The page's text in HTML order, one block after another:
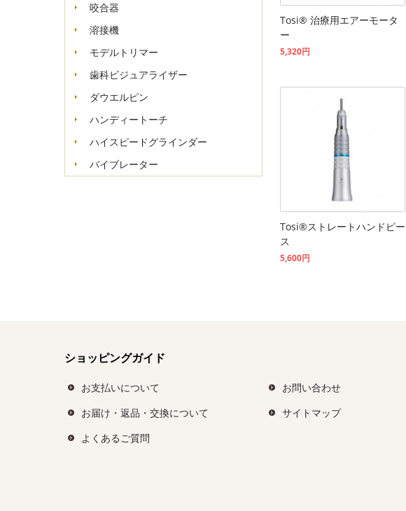
Tosi® 治療用エアーモータ
ー
5,320円
Tosi®ストレートハンドピー
ス
5,600円
咬合器
溶接機
モデルトリマー
歯科ビジュアライザー
ダウエルピン
ハンディートーチ
ハイスピードグラインダー
バイブレーター
ショッピングガイド
お支払いについて
お届け・返品・交換について
よくあるご質問
お問い合わせ
サイトマップ